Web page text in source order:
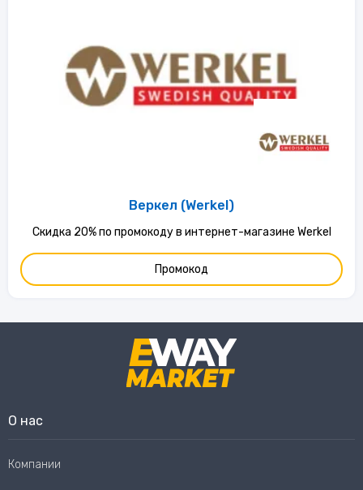
Веркел (Werkel)
Скидка 20% по промокоду в интернет-магазине Werkel
Промокод
О нас
Компании